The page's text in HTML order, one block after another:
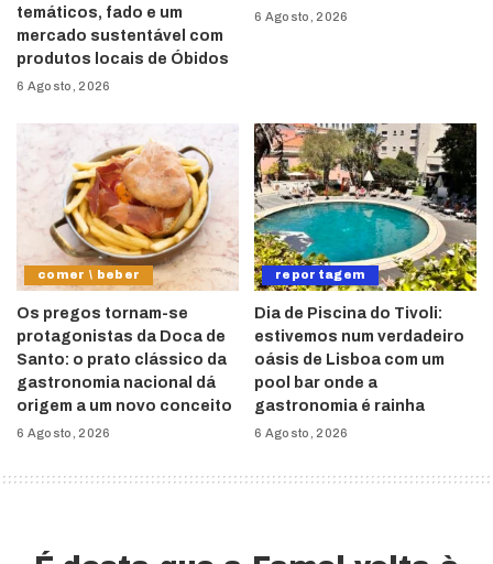
temáticos, fado e um
mercado sustentável com
produtos locais de Óbidos
6 Agosto, 2026
6 Agosto, 2026
comer \ beber
Os pregos tornam-se
protagonistas da Doca de
Santo: o prato clássico da
gastronomia nacional dá
origem a um novo conceito
6 Agosto, 2026
reportagem
Dia de Piscina do Tivoli:
estivemos num verdadeiro
oásis de Lisboa com um
pool bar onde a
gastronomia é rainha
6 Agosto, 2026